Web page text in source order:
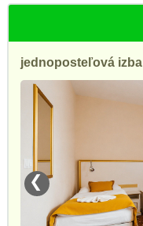
jednoposteľová izba
❮